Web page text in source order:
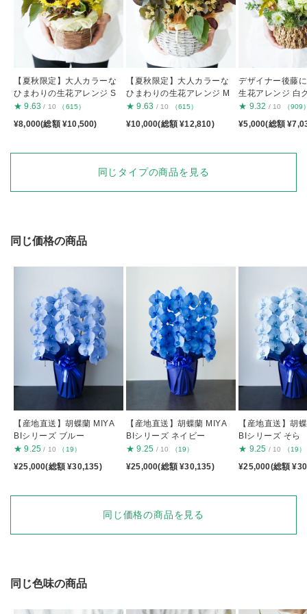
【夏秋限定】大人カラーな
ひまわりの生花アレンジ S
★ 9.63 / 10 （615）
¥8,000(総額 ¥10,500)
【夏秋限定】大人カラーな
ひまわりの生花アレンジ M
★ 9.63 / 10 （615）
¥10,000(総額 ¥12,810)
デザイナー後藤
生花アレンジ 白
S
★ 9.32 / 10 （909
¥5,000(総額
同じタイプの商品を見る
同じ価格の商品
【産地直送】胡蝶蘭 MIYA
BIシリーズ ブルー
★ 9.25 / 10 （19）
¥25,000(総額 ¥30,135)
【産地直送】胡蝶蘭 MIYA
BIシリーズ ネイビー
★ 9.25 / 10 （19）
¥25,000(総額 ¥30,135)
【産地直送】胡
BIシリーズ そら
★ 9.25 / 10 （19）
¥25,000(総額
同じ価格の商品を見る
同じ色味の商品